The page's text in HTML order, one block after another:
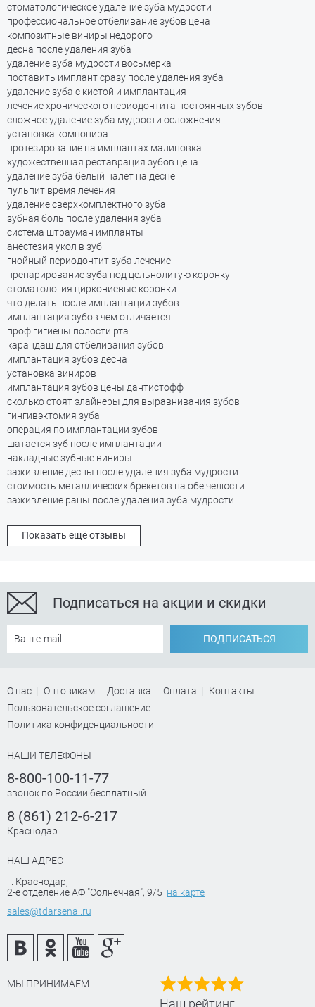
стоматологическое удаление зуба мудрости
профессиональное отбеливание зубов цена
композитные виниры недорого
десна после удаления зуба
удаление зуба мудрости восьмерка
поставить имплант сразу после удаления зуба
удаление зуба с кистой и имплантация
лечение хронического периодонтита постоянных зубов
сложное удаление зуба мудрости осложнения
установка компонира
протезирование на имплантах малиновка
художественная реставрация зубов цена
удаление зуба белый налет на десне
пульпит время лечения
удаление сверхкомплектного зуба
зубная боль после удаления зуба
система штрауман импланты
анестезия укол в зуб
гнойный периодонтит зуба лечение
препарирование зуба под цельнолитую коронку
стоматология циркониевые коронки
что делать после имплантации зубов
имплантация зубов чем отличается
проф гигиены полости рта
карандаш для отбеливания зубов
имплантация зубов десна
установка виниров
имплантация зубов цены дантистофф
сколько стоят элайнеры для выравнивания зубов
гингивэктомия зуба
операция по имплантации зубов
шатается зуб после имплантации
накладные зубные виниры
заживление десны после удаления зуба мудрости
стоимость металлических брекетов на обе челюсти
заживление раны после удаления зуба мудрости
Показать ещё отзывы
Подписаться на акции и скидки
ПОДПИСАТЬСЯ
О нас Оптовикам Доставка Оплата
Контакты
Пользовательское соглашение
Политика конфиденциальности
НАШИ ТЕЛЕФОНЫ
8-800-100-11-77
звонок по России бесплатный
8 (861) 212-6-217
Краснодар
НАШ АДРЕС
г. Краснодар,
2-е отделение АФ "Солнечная", 9/5 на карте
sales@tdarsenal.ru
МЫ ПРИНИМАЕМ
Наш рейтинг